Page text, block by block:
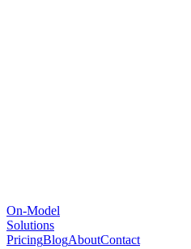
On-Model
Solutions
PricingBlogAboutContact